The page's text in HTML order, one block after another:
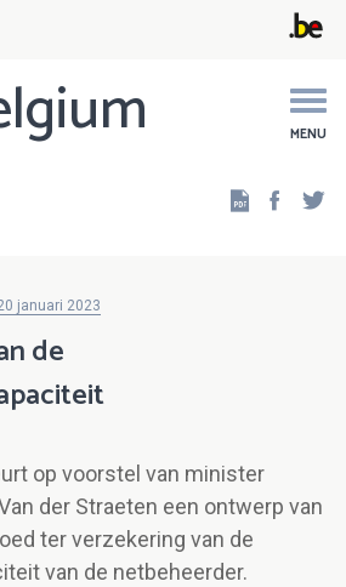
MENU
januari 2023
de
op voorstel van minister
der Straeten een ontwerp van
ter verzekering van de
van de netbeheerder.